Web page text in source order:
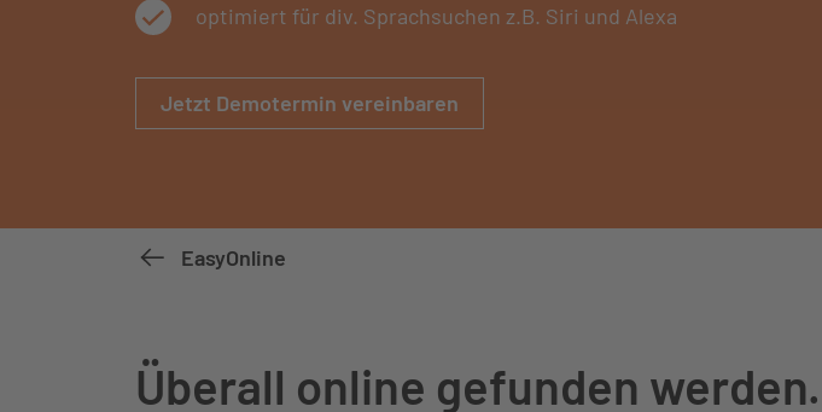
optimiert für div. Sprachsuchen z.B. Siri und Alexa
Jetzt Demotermin vereinbaren
EasyOnline
Überall online gefunden werden.